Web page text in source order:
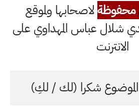
محفوظةلاصحابها ولموقع
شلال عباس المهداوي على
الانترنت
الموضوع شكرا (لك / لكِ)